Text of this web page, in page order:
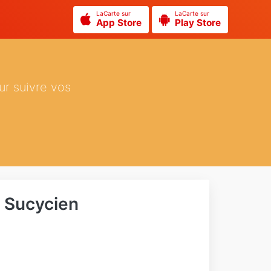
LaCarte sur
App Store
LaCarte sur
Play Store
suivre vos